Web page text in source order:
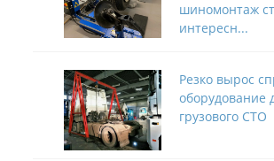
шиномонтаж
интересн...
Резко вырос
оборудование
грузового СТО